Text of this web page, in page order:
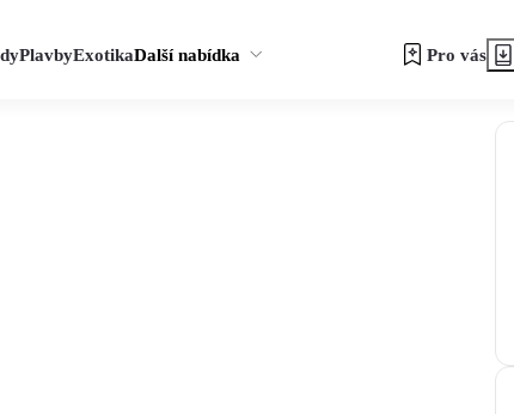
PlavbyExotikaDalší nabídka Pro vás